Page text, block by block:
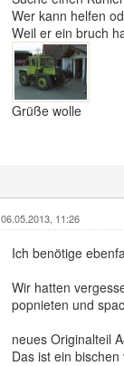
Wer kann helfen
Weil er ein bruch
Grüße wolle
06.05.2013, 11:26
Ich benötige
Wir hatten
popnieten und
neues Originalteil
Das ist ein bischen